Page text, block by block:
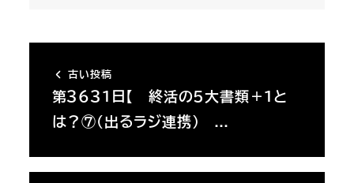
古い投稿
第３６３１日【 終活の５大書類＋１と
は？⑦（出るラジ連携） …